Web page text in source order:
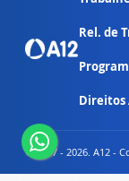
Rel. de
Direitos
© 2007 - 2026. A12 -